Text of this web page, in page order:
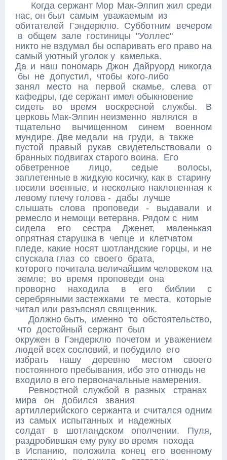
Когда сержант Мор Мак-Элпип жил среди
нас, он был самым уважаемым из
обитателей Гэндерклю. Субботним вечером
в общем зале гостиницы "Уоллес"
никто не вздумал бы оспаривать его право на
самый уютный уголок у камелька.
Да и наш пономарь Джон Дайруорд никогда
бы не допустил, чтобы кого-либо
занял место на первой скамье, слева от
кафедры, где сержант имел обыкновение
сидеть во время воскресной службы. В
церковь Мак-Элпин неизменно являлся в
тщательно вычищенном синем военном
мундире. Две медали на груди, а также
пустой правый рукав свидетельствовали о
бранных подвигах старого воина. Его
обветренное лицо, седые волосы,
заплетенные в жидкую косичку, как в старину
носили военные, и несколько наклоненная к
левому плечу голова - дабы лучше
слышать слова проповеди - выдавали и
ремесло и немощи ветерана. Рядом с ним
сидела его сестра Дженет, маленькая
опрятная старушка в чепце и клетчатом
пледе, какие носят шотландские горцы, и не
спускала глаз со своего брата,
которого почитала величайшим человеком на
земле; во время проповеди она
проворно находила в его библии с
серебряными застежками те места, которые
читал или разъяснял священник.
Должно быть, именно то обстоятельство,
что достойный сержант был
окружен в Гэндерклю почетом и уважением
людей всех сословий, и побудило его
избрать нашу деревню местом своего
постоянного пребывания, ибо это отнюдь не
входило в его первоначальные намерения.
Ревностной службой в разных странах
мира он добился звания
артиллерийского сержанта и считался одним
из самых испытанных и надежных
солдат в шотландском ополчении. Пуля,
раздробившая ему руку во время похода
в Испанию, положила конец его военному